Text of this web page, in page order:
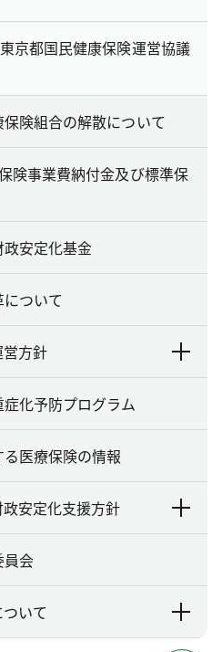
京都国民健康保険運営協議
険組合の解散について
事業費納付金及び標準保
安定化基金
ついて
方針
化予防プログラム
医療保険の情報
安定化支援方針
員会
いて